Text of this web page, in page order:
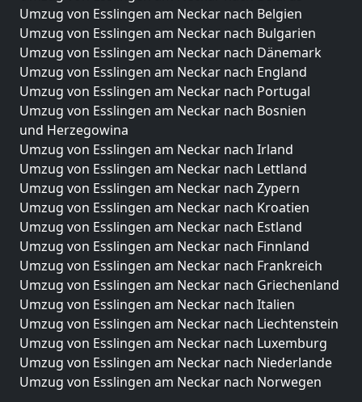
Umzug von Esslingen am Neckar nach Belgien
Umzug von Esslingen am Neckar nach Bulgarien
Umzug von Esslingen am Neckar nach Dänemark
Umzug von Esslingen am Neckar nach England
Umzug von Esslingen am Neckar nach Portugal
Umzug von Esslingen am Neckar nach Bosnien
und Herzegowina
Umzug von Esslingen am Neckar nach Irland
Umzug von Esslingen am Neckar nach Lettland
Umzug von Esslingen am Neckar nach Zypern
Umzug von Esslingen am Neckar nach Kroatien
Umzug von Esslingen am Neckar nach Estland
Umzug von Esslingen am Neckar nach Finnland
Umzug von Esslingen am Neckar nach Frankreich
Umzug von Esslingen am Neckar nach Griechenland
Umzug von Esslingen am Neckar nach Italien
Umzug von Esslingen am Neckar nach Liechtenstein
Umzug von Esslingen am Neckar nach Luxemburg
Umzug von Esslingen am Neckar nach Niederlande
Umzug von Esslingen am Neckar nach Norwegen